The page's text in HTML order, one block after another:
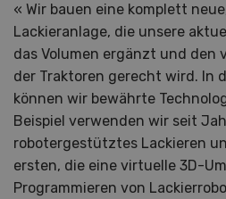
« Wir bauen eine komplett
Lackieranlage, die unsere
das Volumen ergänzt und den
der Traktoren gerecht wird. In
können wir bewährte
Beispiel verwenden wir seit
robotergestütztes Lackieren
ersten, die eine virtuelle 3D-
Programmieren von